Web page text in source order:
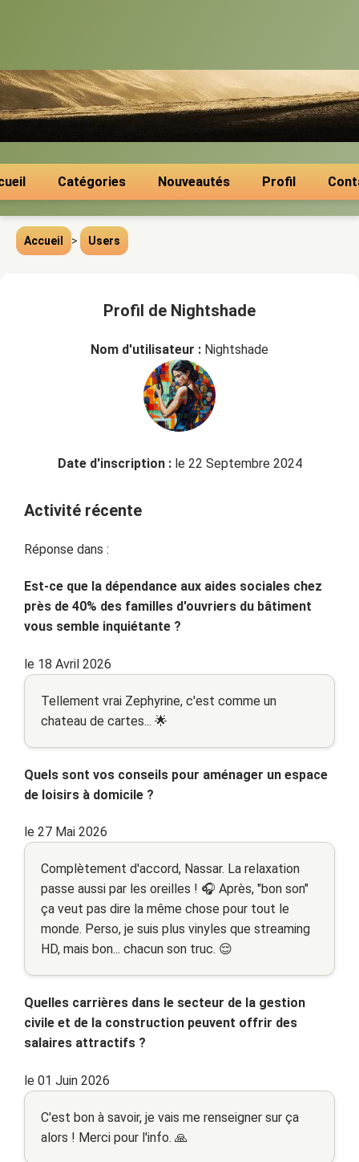
Catégories Nouveautés Profil
Accueil > Users
Profil de Nightshade
Nom d'utilisateur : Nightshade
Date d'inscription :le 22 Septembre 2024
Activité récente
Réponse dans :
Est-ce que la dépendance aux aides sociales chez
près de 40% des familles d'ouvriers du bâtiment
vous semble inquiétante ?
le 18 Avril 2026
Tellement vrai Zephyrine, c'est comme un
chateau de cartes... 🌟
Quels sont vos conseils pour aménager un espace
de loisirs à domicile ?
le 27 Mai 2026
Complètement d'accord, Nassar. La relaxation
passe aussi par les oreilles ! 🎧 Après, "bon son"
ça veut pas dire la même chose pour tout le
monde. Perso, je suis plus vinyles que streaming
HD, mais bon... chacun son truc. 😌
Quelles carrières dans le secteur de la gestion
civile et de la construction peuvent offrir des
salaires attractifs ?
le 01 Juin 2026
C'est bon à savoir, je vais me renseigner sur ça
alors ! Merci pour l'info. 🙏